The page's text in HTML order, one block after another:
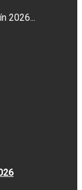
2026...